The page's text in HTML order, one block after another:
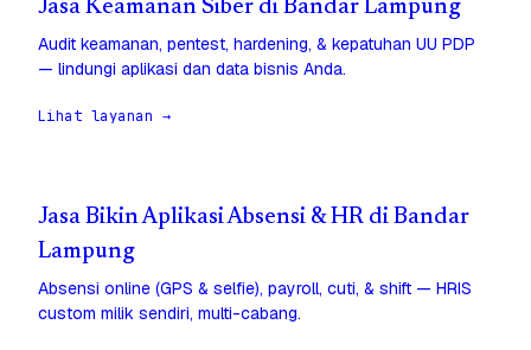
Jasa Keamanan Siber di Bandar Lampung
Audit keamanan, pentest, hardening, & kepatuhan UU PDP
— lindungi aplikasi dan data bisnis Anda.
Lihat layanan →
Jasa Bikin Aplikasi Absensi & HR di Bandar
Lampung
Absensi online (GPS & selfie), payroll, cuti, & shift — HRIS
custom milik sendiri, multi-cabang.